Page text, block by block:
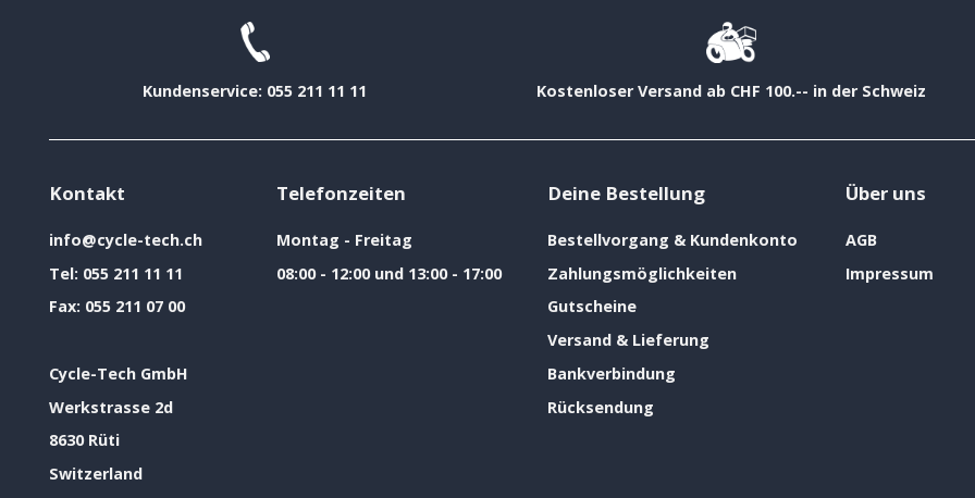
Kundenservice: 055 211 11 11 Kostenloser Versand ab CHF 100.-- in der Schweiz
Kontakt
info@cycle-tech.ch
Tel: 055 211 11 11
Fax: 055 211 07 00
Cycle-Tech GmbH
Werkstrasse 2d
8630 Rüti
Switzerland
Telefonzeiten
Montag - Freitag
08:00 - 12:00 und 13:00 - 17:00
Deine Bestellung
Bestellvorgang & Kundenkonto
Zahlungsmöglichkeiten
Gutscheine
Versand & Lieferung
Bankverbindung
Rücksendung
Über uns
AGB
Impressum